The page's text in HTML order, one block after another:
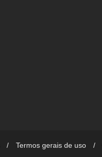
Termos gerais de uso